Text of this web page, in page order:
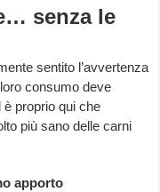
senza le
sentito l’avvertenza
consumo deve
proprio qui che
più sano delle carni
apporto